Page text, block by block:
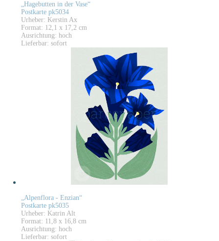
„Hagebutten in der Vase“
Postkarte pk5034
Urheber: Kerstin Ax
Format: 12,1 x 17,2 cm
Ausrichtung: hoch
Lieferbar: sofort
„Alpenflora - Enzian“
Postkarte pk5035
Urheber: Katrin Alt
Format: 11,8 x 16,8 cm
Ausrichtung: hoch
Lieferbar: sofort